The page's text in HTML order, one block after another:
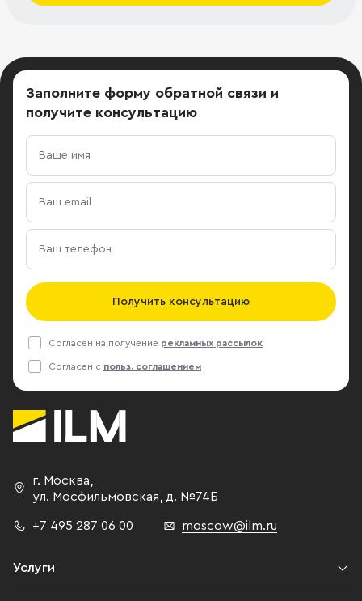
Заполните форму обратной связи и
получите консультацию
Получить консультацию
Согласен на получение рекламных рассылок
Согласен с польз. соглашением
г. Москва,
ул. Мосфильмовская, д. №74Б
+7 495 287 06 00 moscow@ilm.ru
Услуги